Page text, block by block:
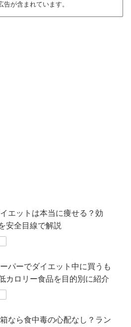
告が含まれています。
エットは本当に痩せる？効
安全目線で解説
パーでダイエット中に買うも
カロリー食品を目的別に紹介
なら食中毒の心配なし？ラン